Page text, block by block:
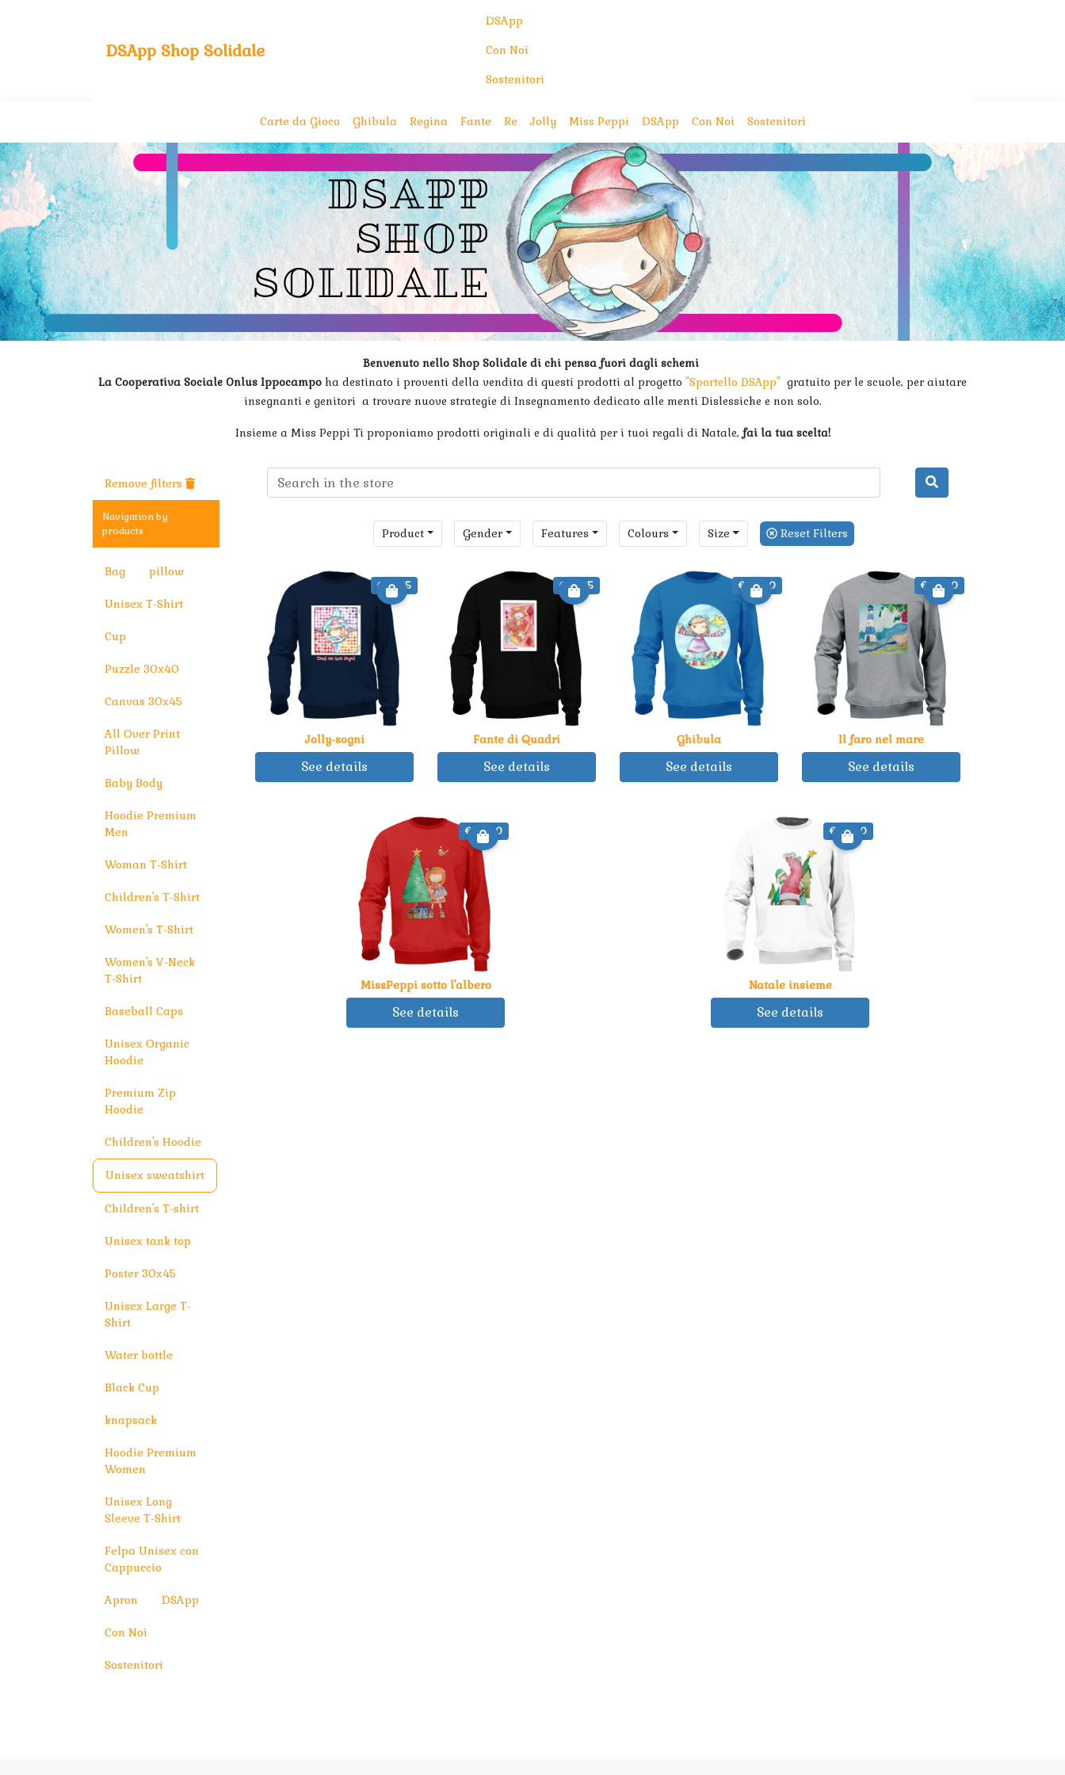
DSApp Shop Solidale
DSApp
Con Noi
Sostenitori
Carte da Gioco Ghibula Regina Fante Re Jolly Miss Peppi DSApp Con Noi Sostenitori
Benvenuto nello Shop Solidale di chi pensa fuori dagli schemi
La Cooperativa Sociale Onlus Ippocampo ha destinato i proventi della vendita di questi prodotti al progetto "Sportello DSApp" gratuito per le scuole, per aiutare
insegnanti e genitori a trovare nuove strategie di Insegnamento dedicato alle menti Dislessiche e non solo.
Insieme a Miss Peppi Ti proponiamo prodotti originali e di qualità per i tuoi regali di Natale, fai la tua scelta!
Remove filters
Navigation by
products
Bag pillow
Unisex T-Shirt
Cup
Puzzle 30x40
Canvas 30x45
All Over Print
Pillow
Baby Body
Hoodie Premium
Men
Woman T-Shirt
Children's T-Shirt
Women's T-Shirt
Women's V-Neck
T-Shirt
Baseball Caps
Unisex Organic
Hoodie
Premium Zip
Hoodie
Children's Hoodie
Unisex sweatshirt
Children's T-shirt
Unisex tank top
Poster 30x45
Unisex Large T-
Shirt
Water bottle
Black Cup
knapsack
Hoodie Premium
Women
Unisex Long
Sleeve T-Shirt
Felpa Unisex con
Cappuccio
Apron DSApp
Con Noi
Sostenitori
€ 42.25
Jolly-sogni
See details
€ 42.25
Fante di Quadri
See details
€ 35.00
Ghibula
See details
€ 35.00
Il faro nel mare
See details
€ 35.00
MissPeppi sotto l'albero
See details
€ 35.00
Natale insieme
See details
Product Gender Features Colours Size Reset Filters